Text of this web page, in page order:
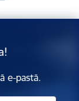
e-pastā.